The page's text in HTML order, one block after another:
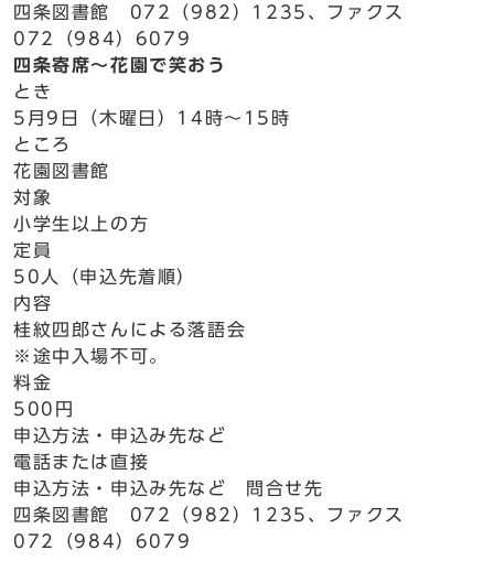
四条図書館 072（982）1235、ファクス
072（984）6079
四条寄席～花園で笑おう
とき
5月9日（木曜日）14時～15時
ところ
花園図書館
対象
小学生以上の方
定員
50人（申込先着順）
内容
桂紋四郎さんによる落語会
※途中入場不可。
料金
500円
申込方法・申込み先など
電話または直接
申込方法・申込み先など 問合せ先
四条図書館 072（982）1235、ファクス
072（984）6079